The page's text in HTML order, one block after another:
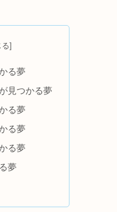
る夢
見つかる夢
る夢
る夢
る夢
夢